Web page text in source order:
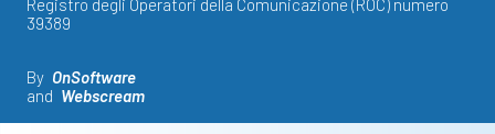
Registro degli Operatori della Comunicazione (ROC) numero
39389
By OnSoftware
and Webscream